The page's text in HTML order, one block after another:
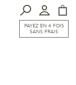
PAYEZ EN 4 FOIS
SANS FRAIS